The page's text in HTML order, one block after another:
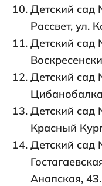
Детский сад
Рассвет, ул.
Детский сад
Детский сад
Детский сад
Красный
Детский сад
Анапская, 43.